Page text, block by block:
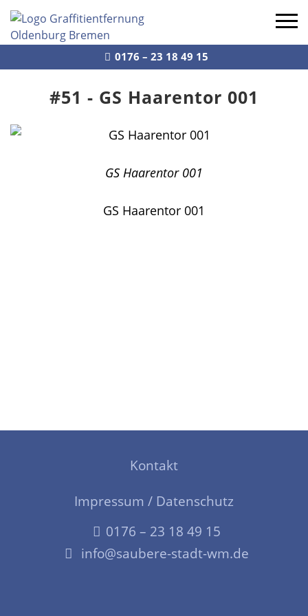
Leistungen
Profil
Referenzen
Kontakt
Navigation schließen
0176 – 23 18 49 15
#51 - GS Haarentor 001
GS Haarentor 001
GS Haarentor 001
Kontakt
Impressum / Datenschutz
0176 – 23 18 49 15
info@saubere-stadt-wm.de